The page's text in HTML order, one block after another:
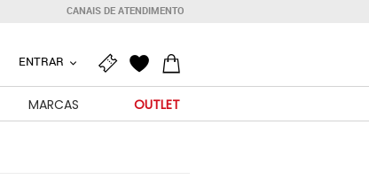
CANAIS DE ATENDIMENTO
ENTRAR
MARCAS OUTLET